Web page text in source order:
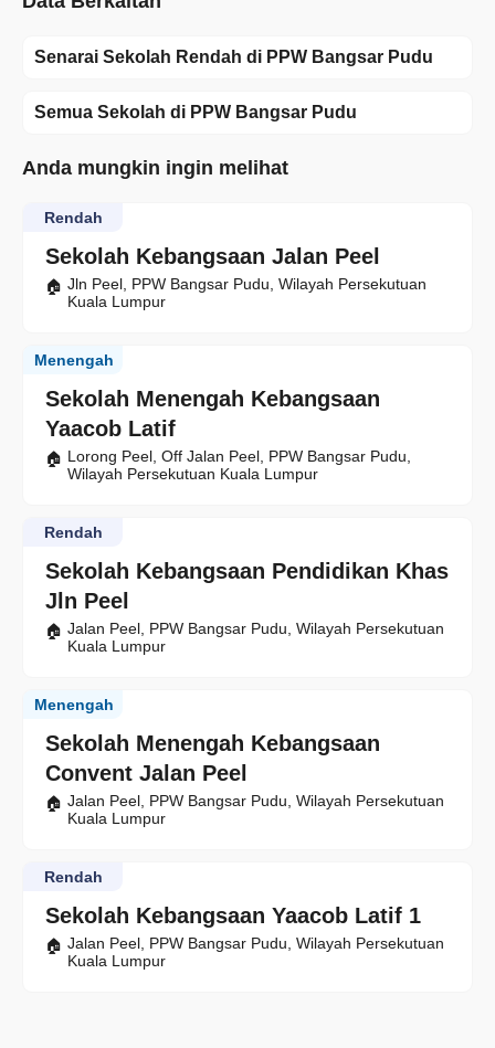
Senarai Sekolah Rendah di PPW Bangsar Pudu
Semua Sekolah di PPW Bangsar Pudu
Anda mungkin ingin melihat
Sekolah Kebangsaan Jalan Peel
Rendah
Jln Peel, PPW Bangsar Pudu, Wilayah Persekutuan
Kuala Lumpur
Sekolah Menengah Kebangsaan
Yaacob Latif
Menengah
Lorong Peel, Off Jalan Peel, PPW Bangsar Pudu,
Wilayah Persekutuan Kuala Lumpur
Sekolah Kebangsaan Pendidikan Khas
Jln Peel
Rendah
Jalan Peel, PPW Bangsar Pudu, Wilayah Persekutuan
Kuala Lumpur
Sekolah Menengah Kebangsaan
Convent Jalan Peel
Menengah
Jalan Peel, PPW Bangsar Pudu, Wilayah Persekutuan
Kuala Lumpur
Sekolah Kebangsaan Yaacob Latif 1
Rendah
Jalan Peel, PPW Bangsar Pudu, Wilayah Persekutuan
Kuala Lumpur